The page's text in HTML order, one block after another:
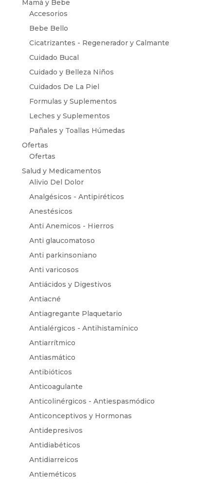
Mamá y Bebe
Accesorios
Bebe Bello
Cicatrizantes - Regenerador y Calmante
Cuidado Bucal
Cuidado y Belleza Niños
Cuidados De La Piel
Formulas y Suplementos
Leches y Suplementos
Pañales y Toallas Húmedas
Ofertas
Ofertas
Salud y Medicamentos
Alivio Del Dolor
Analgésicos - Antipiréticos
Anestésicos
Anti Anemicos - Hierros
Anti glaucomatoso
Anti parkinsoniano
Anti varicosos
Antiácidos y Digestivos
Antiacné
Antiagregante Plaquetario
Antialérgicos - Antihistamínico
Antiarrítmico
Antiasmático
Antibióticos
Anticoagulante
Anticolinérgicos - Antiespasmódico
Anticonceptivos y Hormonas
Antidepresivos
Antidiabéticos
Antidiarreicos
Antieméticos